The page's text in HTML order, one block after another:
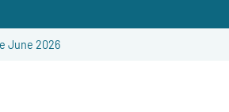
June 2026